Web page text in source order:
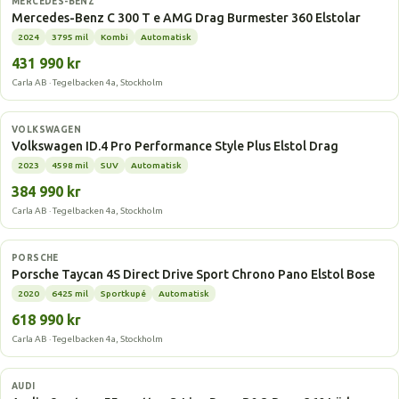
Mercedes-Benz C 300 T e AMG Drag Burmester 360 Elstolar
2024 3795 mil Kombi Automatisk
431 990 kr
Carla AB · Tegelbacken 4a, Stockholm
Elbil
VOLKSWAGEN
Volkswagen ID.4 Pro Performance Style Plus Elstol Drag
2023 4598 mil SUV Automatisk
384 990 kr
Carla AB · Tegelbacken 4a, Stockholm
Elbil
PORSCHE
Porsche Taycan 4S Direct Drive Sport Chrono Pano Elstol Bose
2020 6425 mil Sportkupé Automatisk
618 990 kr
Carla AB · Tegelbacken 4a, Stockholm
Elbil
AUDI